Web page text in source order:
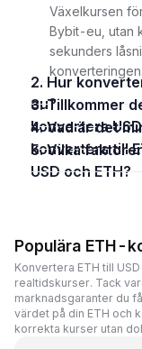
Växelkursen
Bybit-eu, utan
sekunders
konverteringen.
2. Hur konverterar jag USD till ETH på Bybit-
eu?
3. Tillkommer det några avgifter för att
konvertera
4. Vad är det minsta beloppet i USD jag kan
konvertera till
5. Vilka faktorer påverkar växelkursen mellan
USD och ETH?
Populära ETH-
Konvertera ETH till
realtidskurser. Tack
marknadsgaranter du
värdet på din ETH och
korrekta kurser utan